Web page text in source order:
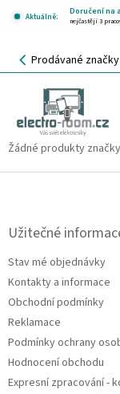
Aktuálně:
Doručení na
nejčastěji 3
KOŠÍK
Prodávané značky
Hcalory
Žádné produkty značky
Z
Užitečné
Stav mé objednávky
Kontakty a informace
Obchodní podmínky
Reklamace
Podmínky ochrany
Hodnocení obchodu
Expresní zpracování -